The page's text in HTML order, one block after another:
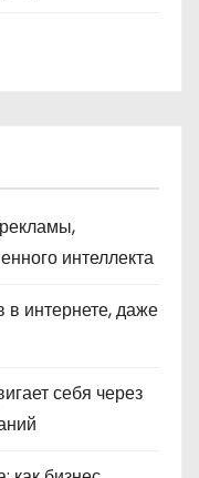
интеллекта
в интернете, даже
себя через